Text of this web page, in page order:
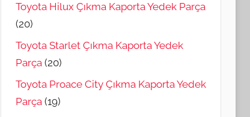
Toyota Hilux Çıkma Kaporta Yedek Parça
(20)
Toyota Starlet Çıkma Kaporta Yedek
Parça (20)
Toyota Proace City Çıkma Kaporta Yedek
Parça (19)